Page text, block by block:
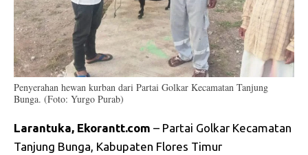
Penyerahan hewan kurban dari Partai Golkar Kecamatan Tanjung
Bunga. (Foto: Yurgo Purab)
Larantuka, Ekorantt.com – Partai Golkar Kecamatan
Tanjung Bunga, Kabupaten Flores Timur